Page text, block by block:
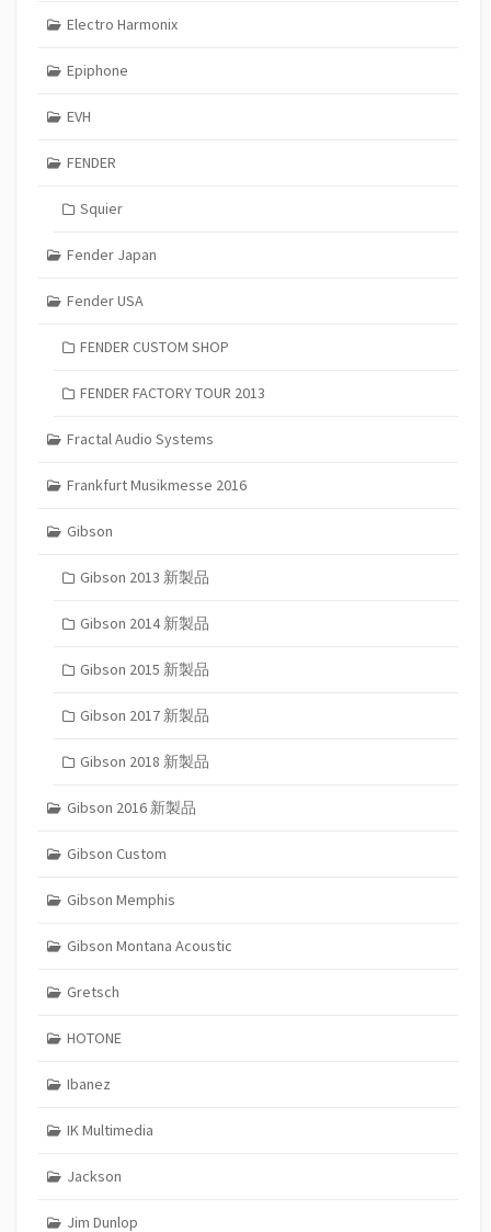
Electro Harmonix
Epiphone
EVH
FENDER
Squier
Fender Japan
Fender USA
FENDER CUSTOM SHOP
FENDER FACTORY TOUR 2013
Fractal Audio Systems
Frankfurt Musikmesse 2016
Gibson
Gibson 2013 新製品
Gibson 2014 新製品
Gibson 2015 新製品
Gibson 2017 新製品
Gibson 2018 新製品
Gibson 2016 新製品
Gibson Custom
Gibson Memphis
Gibson Montana Acoustic
Gretsch
HOTONE
Ibanez
IK Multimedia
Jackson
Jim Dunlop